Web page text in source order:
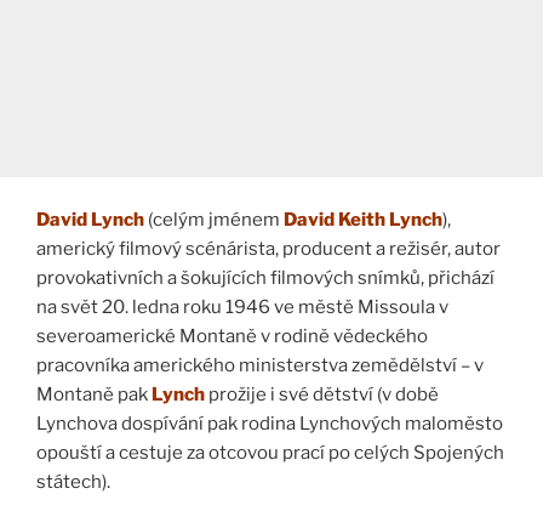
David Lynch (celým jménem David Keith Lynch),
americký filmový scénárista, producent a režisér, autor
provokativních a šokujících filmových snímků, přichází
na svět 20. ledna roku 1946 ve městě Missoula v
severoamerické Montaně v rodině vědeckého
pracovníka amerického ministerstva zemědělství – v
Montaně pak Lynch prožije i své dětství (v době
Lynchova dospívání pak rodina Lynchových maloměsto
opouští a cestuje za otcovou prací po celých Spojených
státech).